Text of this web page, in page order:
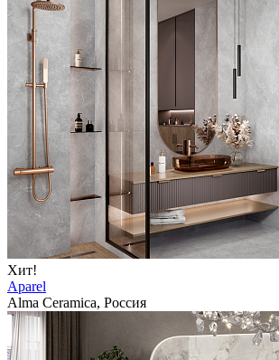
Хит!
Aparel
Alma Ceramica, Россия